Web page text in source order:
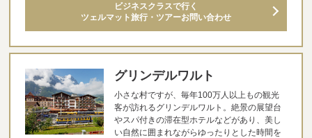
ビジネスクラスで行く
ツェルマット旅行・ツアーお問い合わせ
グリンデルワルト
小さな村ですが、毎年100万人以上もの観光
客が訪れるグリンデルワルト。絶景の展望台
やスパ付きの滞在型ホテルなどがあり、美し
い自然に囲まれながらゆったりとした時間を